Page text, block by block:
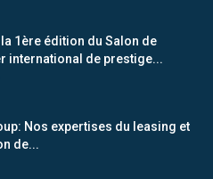
1ère édition du Salon de
international de prestige...
Nos expertises du leasing et
de...